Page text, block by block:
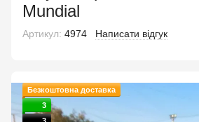
Mundial
Артикул: 4974 Написати відгук
Безкоштовна доставка
3